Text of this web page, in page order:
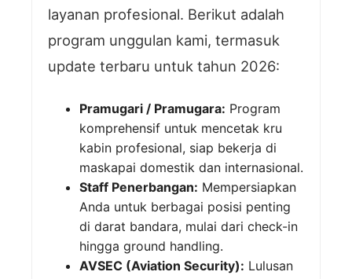
layanan profesional. Berikut adalah
program unggulan kami, termasuk
update terbaru untuk tahun 2026:
Pramugari / Pramugara: Program
komprehensif untuk mencetak kru
kabin profesional, siap bekerja di
maskapai domestik dan internasional.
Staff Penerbangan: Mempersiapkan
Anda untuk berbagai posisi penting
di darat bandara, mulai dari check-in
hingga ground handling.
AVSEC (Aviation Security): Lulusan